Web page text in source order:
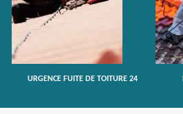
URGENCE FUITE DE TOITURE 24